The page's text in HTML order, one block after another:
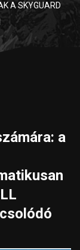
A SKYGUARD
a